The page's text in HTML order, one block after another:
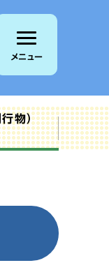
メニュー
物）